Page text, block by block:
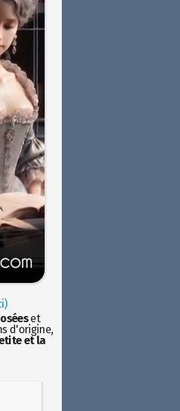
et
d'origine,
et la